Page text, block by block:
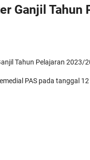
Ganjil Tahun
Tahun Pelajaran
PAS pada tanggal